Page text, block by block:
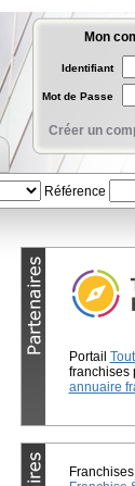
Mon
Identifiant
Mot de Passe
Créer un
Référence
Portail
franchises
annuaire